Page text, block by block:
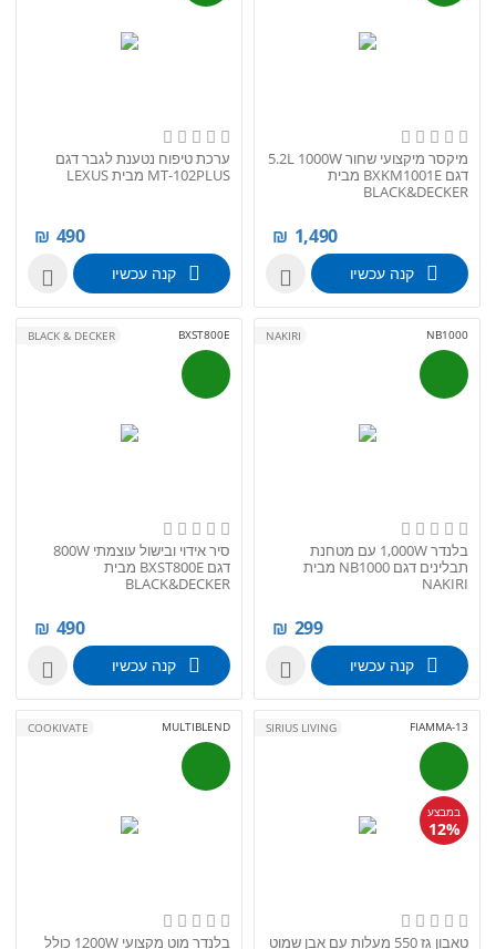
מיקסר מיקצועי שחור 5.2L 1000W
דגם BXKM1001E מבית
BLACK&DECKER
1,490
₪
קנה עכשיו 
ערכת טיפוח נטענת לגבר דגם
MT-102PLUS מבית LEXUS
490
₪
קנה עכשיו 
NB1000
NAKIRI
בלנדר 1,000W עם מטחנת
תבלינים דגם NB1000 מבית
NAKIRI
299
₪
קנה עכשיו 
BXST800E
BLACK & DECKER
סיר אידוי ובישול עוצמתי 800W
דגם BXST800E מבית
BLACK&DECKER
490
₪
קנה עכשיו 
FIAMMA-13
במבצע
12%
SIRIUS LIVING
טאבון גז 550 מעלות עם אבן שמוט
MULTIBLEND
COOKIVATE
בלנדר מוט מקצועי 1200W כולל